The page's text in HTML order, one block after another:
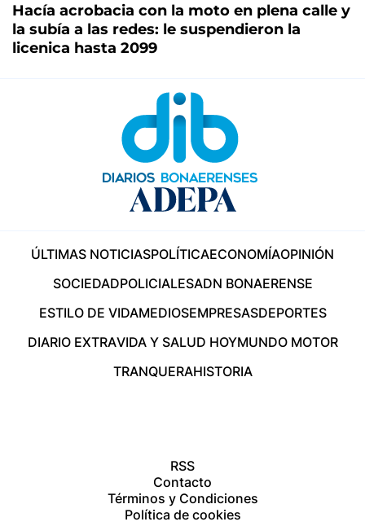
Hacía acrobacia con la moto en plena calle y
la subía a las redes: le suspendieron la
licenica hasta 2099
ÚLTIMAS NOTICIASPOLÍTICAECONOMÍAOPINIÓN
SOCIEDADPOLICIALESADN BONAERENSE
ESTILO DE VIDAMEDIOSEMPRESASDEPORTES
DIARIO EXTRAVIDA Y SALUD HOYMUNDO MOTOR
TRANQUERAHISTORIA
RSS
Contacto
Términos y Condiciones
Política de cookies